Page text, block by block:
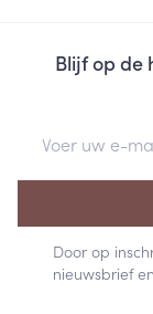
Blijf op de
Door op
nieuwsbrief